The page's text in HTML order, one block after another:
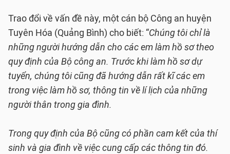
Trao đổi về vấn đề này, một cán bộ Công an huyện
Tuyên Hóa (Quảng Bình) cho biết: “Chúng tôi chỉ là
những người hướng dẫn cho các em làm hồ sơ theo
quy định của Bộ công an. Trước khi làm hồ sơ dự
tuyển, chúng tôi cũng đã hướng dẫn rất kĩ các em
trong việc làm hồ sơ, thông tin về lí lịch của những
người thân trong gia đình.
Trong quy định của Bộ cũng có phần cam kết của thí
sinh và gia đình về việc cung cấp các thông tin đó.